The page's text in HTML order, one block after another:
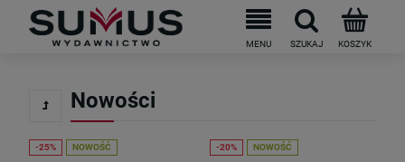
Nowości
NOWOŚĆ NOWOŚĆ